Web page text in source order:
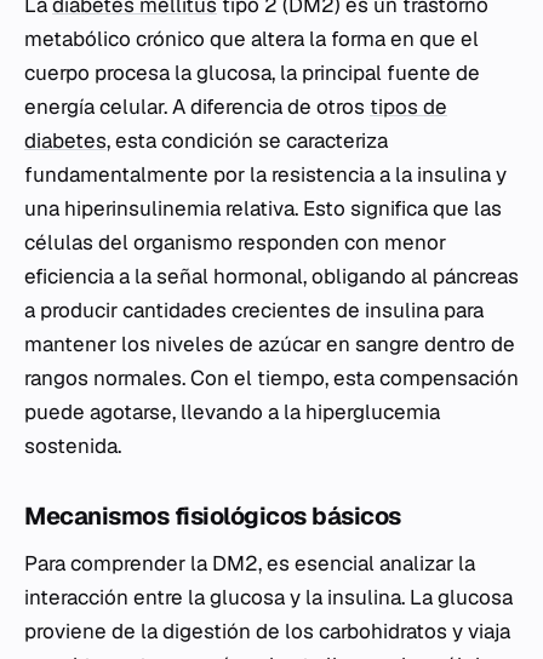
metabólico crónico que altera la forma en que el
cuerpo procesa la glucosa, la principal fuente de
energía celular. A diferencia de otros tipos de
diabetes, esta condición se caracteriza
fundamentalmente por la resistencia a la insulina y
una hiperinsulinemia relativa. Esto significa que las
células del organismo responden con menor
eficiencia a la señal hormonal, obligando al páncreas
a producir cantidades crecientes de insulina para
mantener los niveles de azúcar en sangre dentro de
rangos normales. Con el tiempo, esta compensación
puede agotarse, llevando a la hiperglucemia
sostenida.
Mecanismos fisiológicos básicos
Para comprender la DM2, es esencial analizar la
interacción entre la glucosa y la insulina. La glucosa
proviene de la digestión de los carbohidratos y viaja